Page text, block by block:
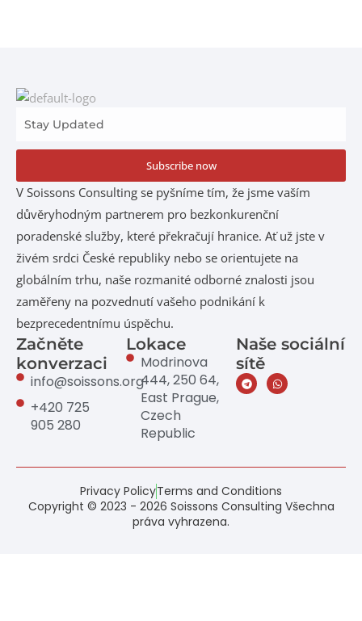
Subscribe now
V Soissons Consulting se pyšníme tím, že jsme vaším
důvěryhodným partnerem pro bezkonkurenční
poradenské služby, které překračují hranice. Ať už jste v
živém srdci České republiky nebo se orientujete na
globálním trhu, naše rozmanité odborné znalosti jsou
zaměřeny na pozvednutí vašeho podnikání k
bezprecedentnímu úspěchu.
Začněte
konverzaci
info@soissons.org
+420 725
905 280
Lokace
Modrinova
444, 250 64,
East Prague,
Czech
Republic
Naše sociální
sítě
Copyright © 2023 - 2026 Soissons Consulting Všechna
práva vyhrazena.
Privacy PolicyTerms and Conditions